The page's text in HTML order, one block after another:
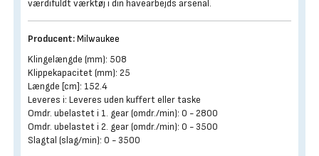
værdifuldt værktøj i din havearbejds arsenal.
Producent:Milwaukee
Klingelængde (mm): 508
Klippekapacitet (mm): 25
Længde [cm]: 152.4
Leveres i: Leveres uden kuffert eller taske
Omdr. ubelastet i 1. gear (omdr./min): 0 - 2800
Omdr. ubelastet i 2. gear (omdr./min): 0 - 3500
Slagtal (slag/min): 0 - 3500